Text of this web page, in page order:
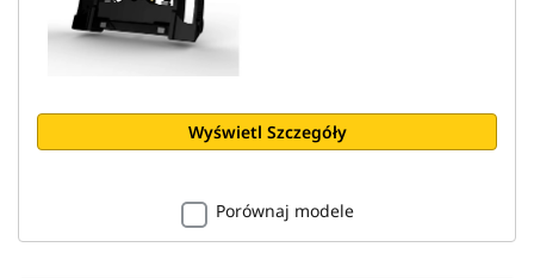
Wyświetl Szczegóły
Porównaj modele